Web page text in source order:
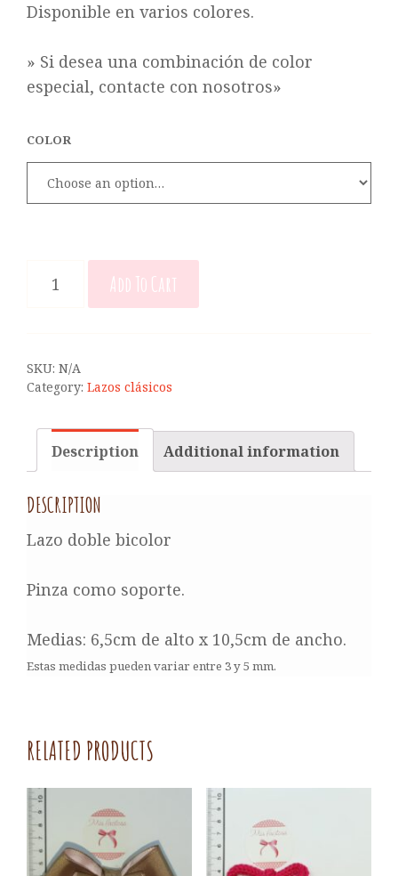
Disponible en varios colores.
» Si desea una combinación de color
especial, contacte con nosotros»
COLOR
AURORA
Add To Cart
SKU: N/A
Category: Lazos clásicos
Description Additional information
DESCRIPTION
Lazo doble bicolor
Pinza como soporte.
Medias: 6,5cm de alto x 10,5cm de ancho.
Estas medidas pueden variar entre 3 y 5 mm.
RELATED PRODUCTS